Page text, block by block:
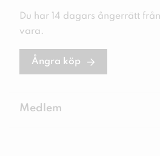
Du har 14 dagars ångerrätt
vara.
Ångra köp
Medlem